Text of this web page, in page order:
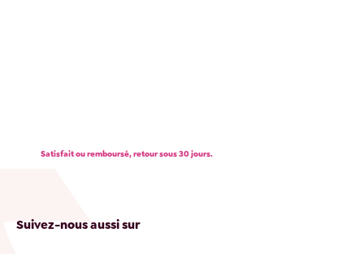
Satisfait ou remboursé, retour sous 30 jours.
Suivez-nous aussi sur